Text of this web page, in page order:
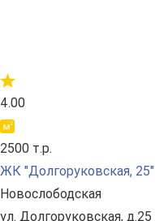
4.00
2500 т.р.
ЖК "Долгоруковская, 25"
Новослободская
ул. Долгоруковская, д.25